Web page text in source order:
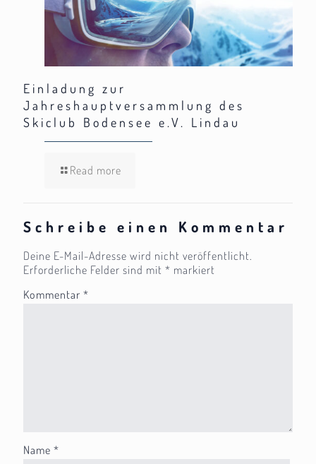
Einladung zur
Jahreshauptversammlung des
Skiclub Bodensee e.V. Lindau
Read more
Schreibe einen Kommentar
Deine E-Mail-Adresse wird nicht veröffentlicht.
Erforderliche Felder sind mit * markiert
Kommentar *
Name *